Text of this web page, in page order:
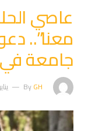
عاصي
معنا”..
جامعة في
ByGH يناير 10, 2023